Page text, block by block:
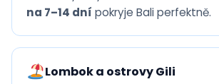
na 7–14 dní pokryje Bali perfektně.
Lombok a ostrovy Gili